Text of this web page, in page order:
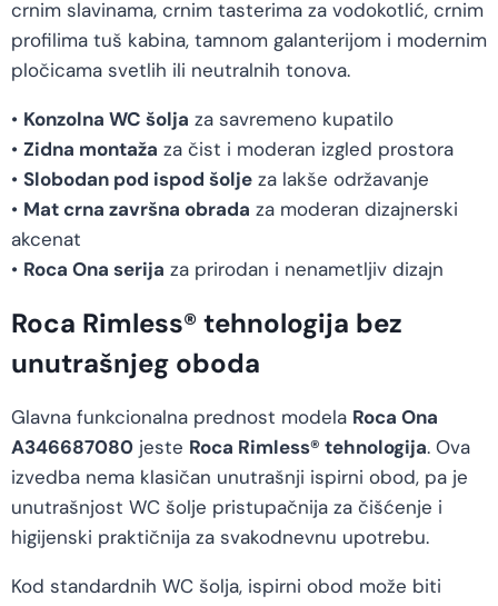
crnim slavinama, crnim tasterima za vodokotlić, crnim
profilima tuš kabina, tamnom galanterijom i modernim
pločicama svetlih ili neutralnih tonova.
• Konzolna WC šolja za savremeno kupatilo
• Zidna montaža za čist i moderan izgled prostora
• Slobodan pod ispod šolje za lakše održavanje
• Mat crna završna obrada za moderan dizajnerski
akcenat
• Roca Ona serija za prirodan i nenametljiv dizajn
Roca Rimless® tehnologija bez
unutrašnjeg oboda
Glavna funkcionalna prednost modela Roca Ona
A346687080 jeste Roca Rimless® tehnologija. Ova
izvedba nema klasičan unutrašnji ispirni obod, pa je
unutrašnjost WC šolje pristupačnija za čišćenje i
higijenski praktičnija za svakodnevnu upotrebu.
Kod standardnih WC šolja, ispirni obod može biti